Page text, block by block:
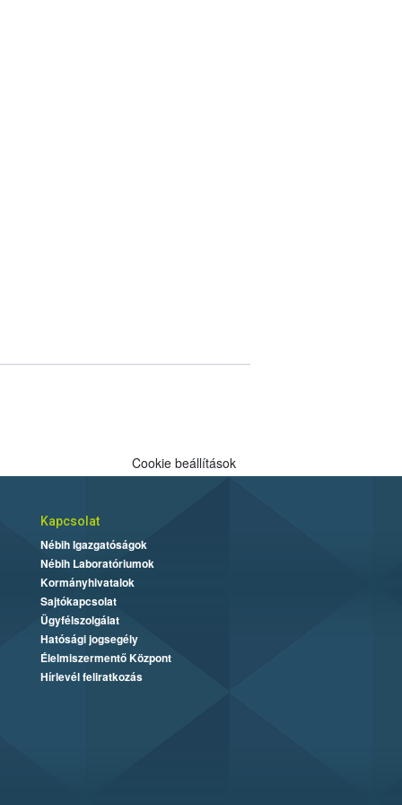
Cookie beállítások
Kapcsolat
Nébih Igazgatóságok
Nébih Laboratóriumok
Kormányhivatalok
Sajtókapcsolat
Ügyfélszolgálat
Hatósági jogsegély
Élelmiszermentő Központ
Hírlevél feliratkozás